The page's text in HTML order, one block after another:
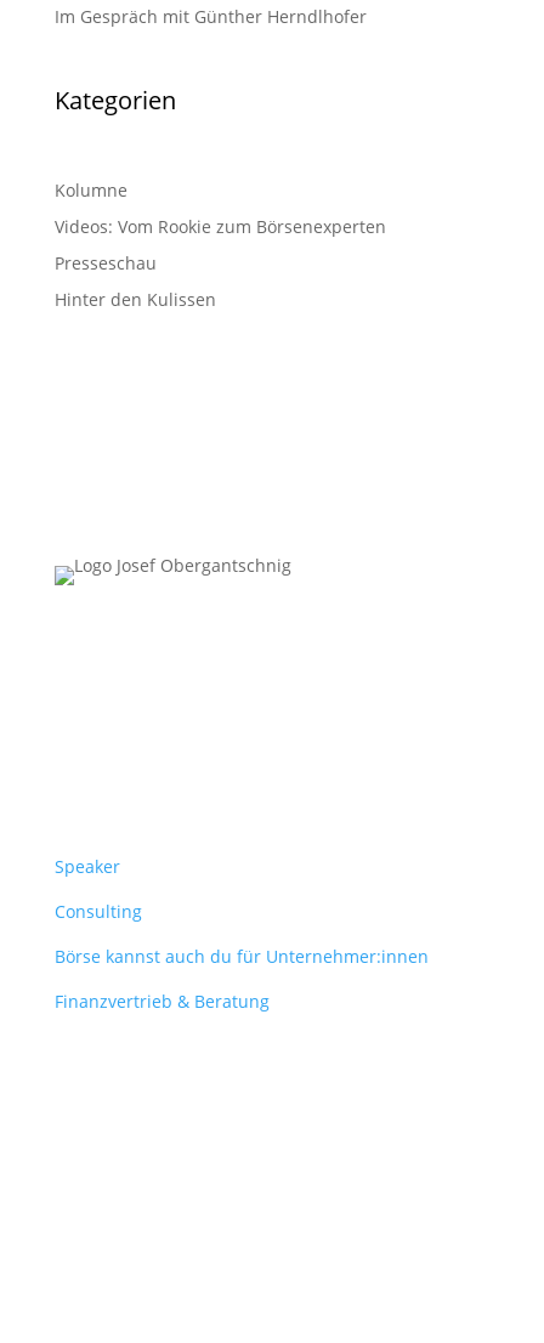
Im Gespräch mit Günther Herndlhofer
Kategorien
Kolumne
Videos: Vom Rookie zum Börsenexperten
Presseschau
Hinter den Kulissen
Speaker
Consulting
Börse kannst auch du für Unternehmer:innen
Finanzvertrieb & Beratung